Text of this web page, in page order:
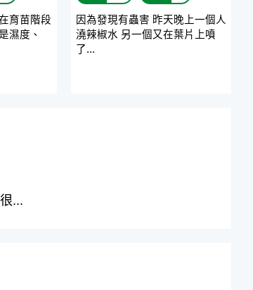
育苗階段
濕度、
因為發現有蟲害 昨天晚上一個人
澆辣椒水 另一個又在葉片上噴
了...
...